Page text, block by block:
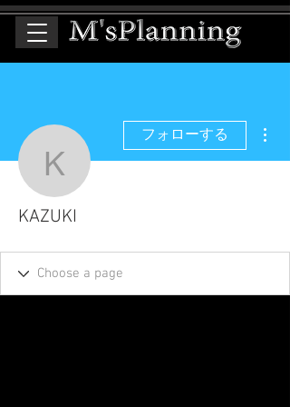
KAZUKI
フォローする
KAZUKI